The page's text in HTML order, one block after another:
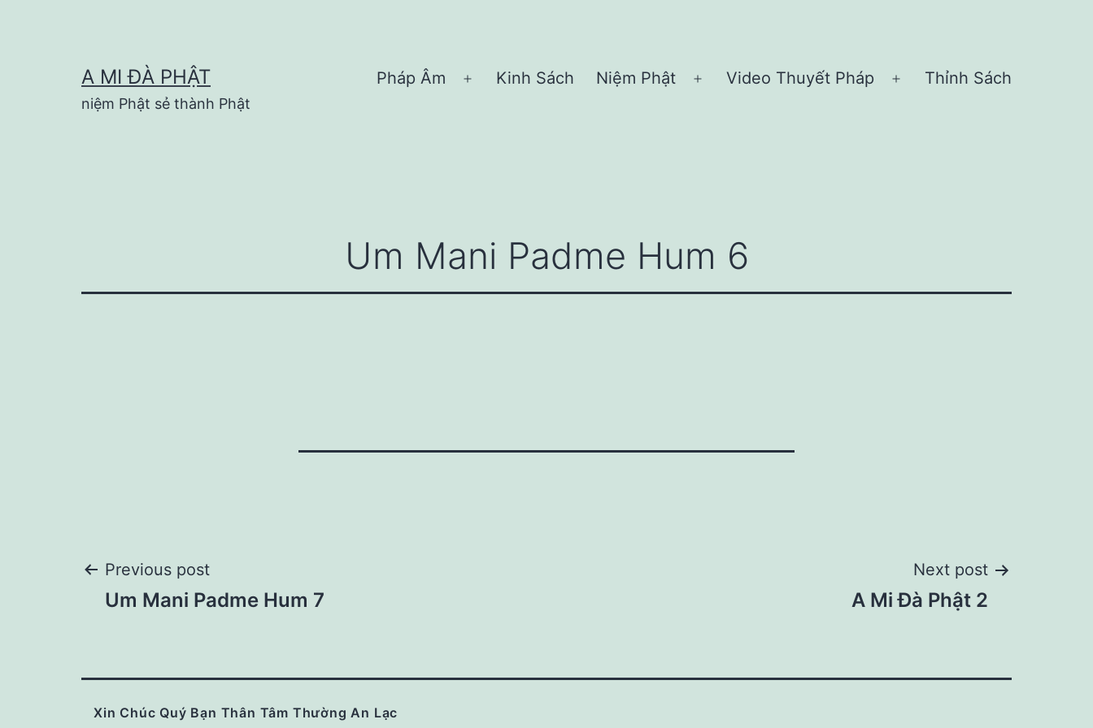
A MI ĐÀ PHẬT
niệm Phật sẻ thành Phật
Pháp Âm
Open
Kinh Sách Niệm Phật
Open
Video Thuyết Pháp
Open
Thỉnh Sách
Um Mani Padme Hum 6
Post
Previous post
Um Mani Padme Hum 7
Next post
A Mi Đà Phật 2
Xin Chúc Quý Bạn Thân Tâm Thường An Lạc